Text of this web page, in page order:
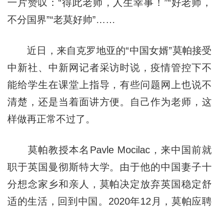
一片赞叹：“得此老师，人生幸事！”“好老师，
不分国界”“老莫好帅”……
近日，来自克罗地亚的“中国女婿”莫帕接受
中新社、中新网记者采访时说，疫情管控下不
能给学生在课堂上指导，有些问题网上也说不
清楚，还是当着面讲方便。自己作为老师，这
样做再正常不过了。
莫帕教授本名Pavle Mocilac，来中国前就
职于英国曼彻斯特大学。由于他的中国妻子十
分想念家乡和亲人，莫帕决定放弃英国稳定舒
适的生活，回到中国。2020年12月，莫帕应聘